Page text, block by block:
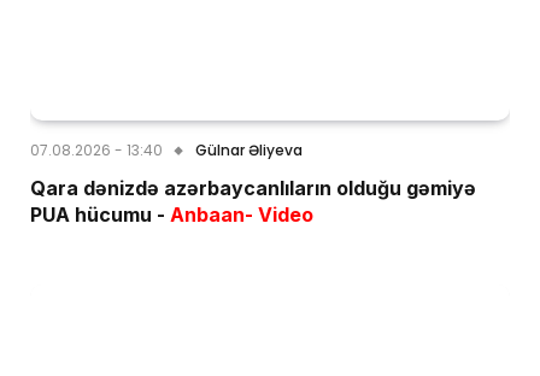
07.08.2026 - 13:40 Gülnar Əliyeva
Qara dənizdə azərbaycanlıların olduğu gəmiyə
PUA hücumu - Anbaan- Video